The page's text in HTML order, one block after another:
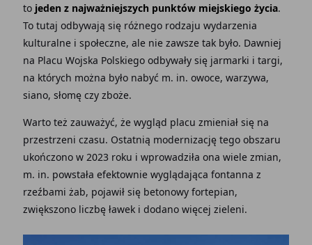
to jeden z najważniejszych punktów miejskiego życia.
To tutaj odbywają się różnego rodzaju wydarzenia
kulturalne i społeczne, ale nie zawsze tak było. Dawniej
na Placu Wojska Polskiego odbywały się jarmarki i targi,
na których można było nabyć m. in. owoce, warzywa,
siano, słomę czy zboże.
Warto też zauważyć, że wygląd placu zmieniał się na
przestrzeni czasu. Ostatnią modernizację tego obszaru
ukończono w 2023 roku i wprowadziła ona wiele zmian,
m. in. powstała efektownie wyglądająca fontanna z
rzeźbami żab, pojawił się betonowy fortepian,
zwiększono liczbę ławek i dodano więcej zieleni.